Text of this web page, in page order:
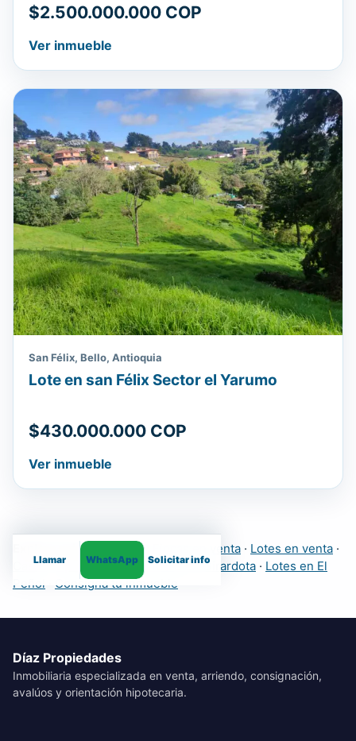
$2.500.000.000 COP
Ver inmueble
San Félix, Bello, Antioquia
Lote en san Félix Sector el Yarumo
$430.000.000 COP
Ver inmueble
Llamar WhatsApp Solicitar info
Explora más inmuebles: Fincas en venta · Lotes en venta ·
Casas·Apartamentos· Fincas en Girardota · Lotes en El
Peñol
Consigna tu inmueble
Díaz Propiedades
Inmobiliaria especializada en venta, arriendo, consignación,
avalúos y orientación hipotecaria.